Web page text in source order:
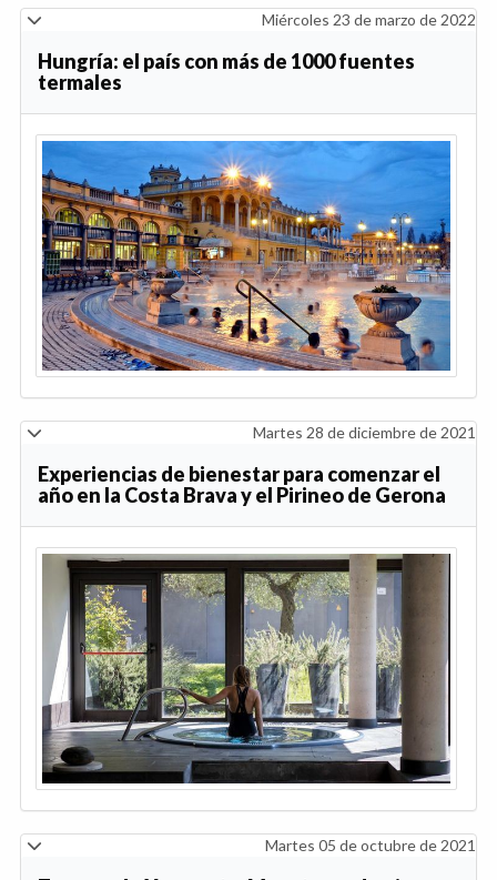
Miércoles 23 de marzo de 2022
Hungría: el país con más de 1000 fuentes
termales
Martes 28 de diciembre de 2021
Experiencias de bienestar para comenzar el
año en la Costa Brava y el Pirineo de Gerona
Martes 05 de octubre de 2021